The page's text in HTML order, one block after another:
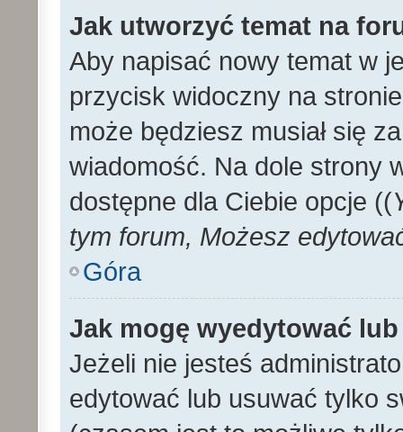
Jak utworzyć temat na
Aby napisać nowy temat w
przycisk widoczny na
może będziesz musiał się
wiadomość. Na dole strony
dostępne dla Ciebie opcje ((
tym forum, Możesz
Góra
Jak mogę wyedytować
Jeżeli nie jesteś
edytować lub usuwać tylko